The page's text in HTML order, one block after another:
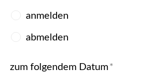
anmelden
abmelden
zum folgendem Datum*